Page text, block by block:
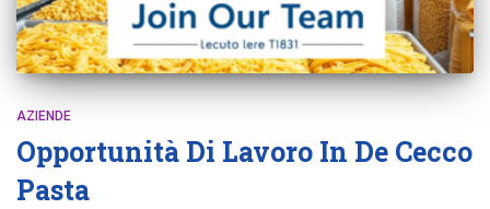
AZIENDE
Opportunità Di Lavoro In De Cecco
Pasta